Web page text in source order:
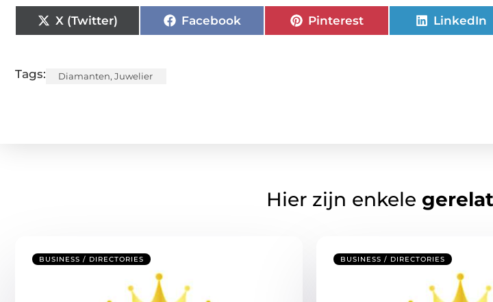
X (Twitter) Facebook Pinterest LinkedIn
Tags: Diamanten, Juwelier
Hier zijn enkele
BUSINESS / DIRECTORIES BUSINESS / DIRECTORIES